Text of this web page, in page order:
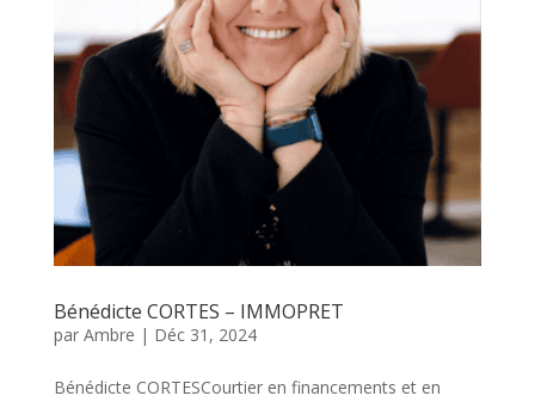
Bénédicte CORTES – IMMOPRET
par Ambre | Déc 31, 2024
Bénédicte CORTESCourtier en financements et en